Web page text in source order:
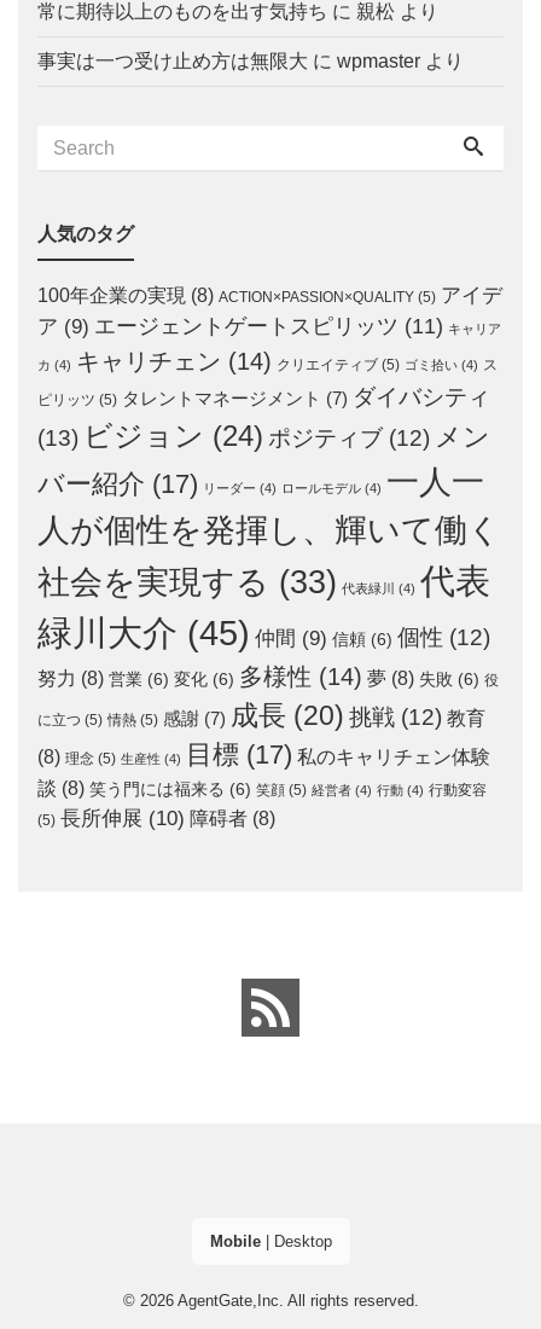
常に期待以上のものを出す気持ち に 親松 より
事実は一つ受け止め方は無限大 に wpmaster より
人気のタグ
100年企業の実現 (8) ACTION×PASSION×QUALITY (5) アイデ
ア (9) エージェントゲートスピリッツ (11) キャリア
カ (4) キャリチェン (14) クリエイティブ (5) ゴミ拾い (4) ス
ピリッツ (5) タレントマネージメント (7) ダイバシティ
(13) ビジョン (24) ポジティブ (12) メン
バー紹介 (17) リーダー (4) ロールモデル (4) 一人一
人が個性を発揮し、輝いて働く
社会を実現する (33) 代表緑川 (4) 代表
緑川大介 (45) 仲間 (9) 信頼 (6) 個性 (12)
努力 (8) 営業 (6) 変化 (6) 多様性 (14) 夢 (8) 失敗 (6) 役
に立つ (5) 情熱 (5) 感謝 (7) 成長 (20) 挑戦 (12) 教育
(8) 理念 (5) 生産性 (4) 目標 (17) 私のキャリチェン体験
談 (8) 笑う門には福来る (6) 笑顔 (5) 経営者 (4) 行動 (4) 行動変容
(5) 長所伸展 (10) 障碍者 (8)
Mobile| Desktop
© 2026 AgentGate,Inc. All rights reserved.